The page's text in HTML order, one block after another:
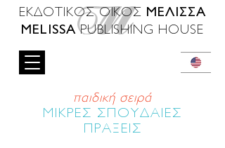
ΕΚΔΟΤΙΚΟΣ ΟΙΚΟΣ ΜΕΛΙΣΣΑ
MELISSAPUBLISHING HOUSE
παιδική σειρά
ΜΙΚΡΕΣ ΣΠΟΥΔΑΙΕΣ
ΠΡΑΞΕΙΣ